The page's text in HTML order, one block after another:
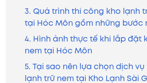
3. Quá trình thi công kho lạnh
tại Hóc Môn gồm những bước
4. Hình ảnh thực tế khi lắp đặt
nem tại Hóc Môn
5. Tại sao nên lựa chọn dịch
lạnh trữ nem tại Kho Lạnh Sài